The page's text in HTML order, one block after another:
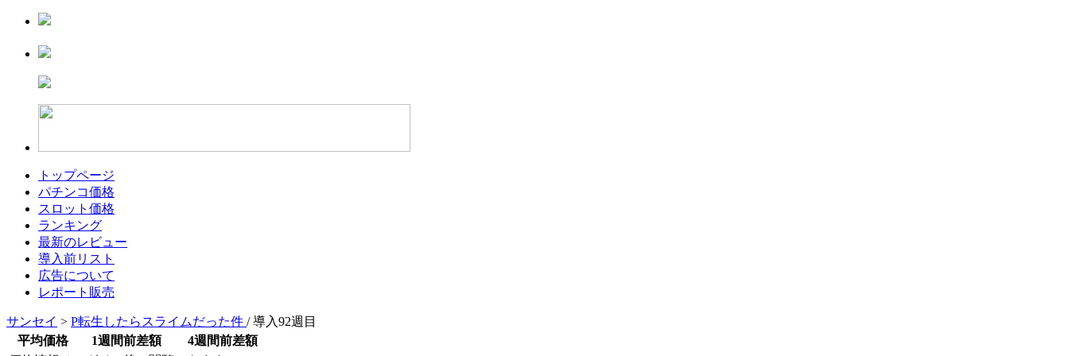
トップページ
パチンコ価格
スロット価格
ランキング
最新のレビュー
導入前リスト
広告について
レポート販売
サンセイ > P転生したらスライムだった件 / 導入92週目
平均価格
1週間前差額
4週間前差額